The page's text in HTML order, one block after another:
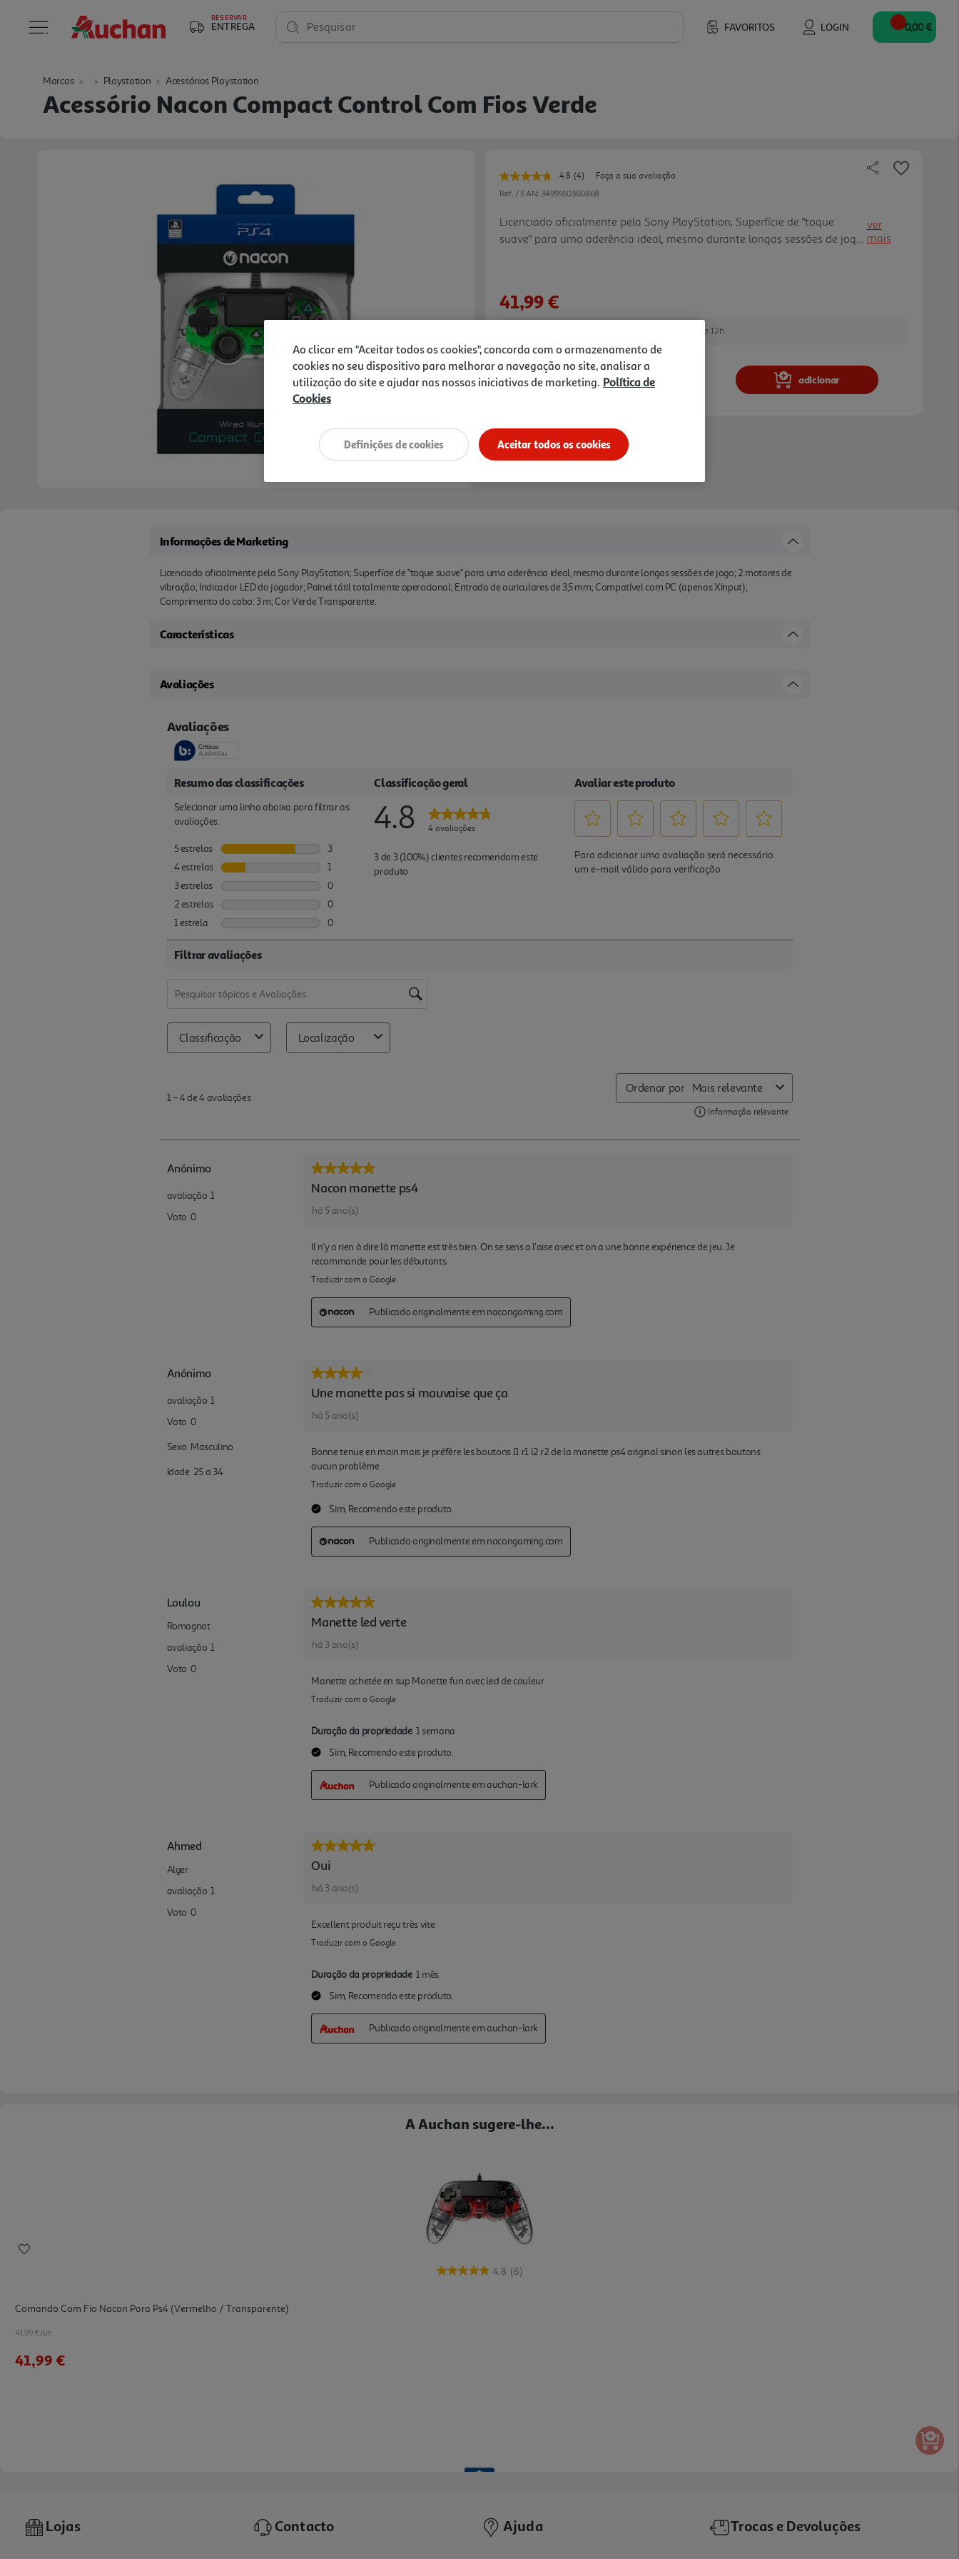
RESERVAR
ENTREGA FAVORITOS LOGIN
Pesquisar 0,00 €
Marcas Playstation Acessórios Playstation
Acessório Nacon Compact Control Com Fios Verde
4.8 Leu
4
Link
para
a
(4)
Faça a sua avaliação
Ref. / EAN: 3499550360868
Licenciado oficialmente pela Sony PlayStation; Superfície de "toque
suave" para uma aderência ideal, mesmo durante longas sessões de jogo;
ver
mais
41,99 €
, se encomendar até às 12h.
adicionar
Informações de Marketing
Licenciado oficialmente pela Sony PlayStation; Superfície de "toque suave" para uma aderência ideal, mesmo durante longas sessões de jogo; 2 motores de
vibração; Indicador LED do jogador; Painel tátil totalmente operacional; Entrada de auriculares de 3,5 mm; Compatível com PC (apenas XInput);
Comprimento do cabo: 3 m; Cor Verde Transparente.
Características
Avaliações
A Auchan sugere-lhe...
4.8 (6)
Comando Com Fio Nacon Para Ps4 (vermelho / Transparente)
41.99 €/un
41,99 €
Lojas Contacto Ajuda Trocas e Devoluções
Ao clicar em "Aceitar todos os cookies", concorda com o armazenamento de
cookies no seu dispositivo para melhorar a navegação no site, analisar a
utilização do site e ajudar nas nossas iniciativas de marketing. Política de
Cookies
Aceitar todos os cookies
Definições de cookies